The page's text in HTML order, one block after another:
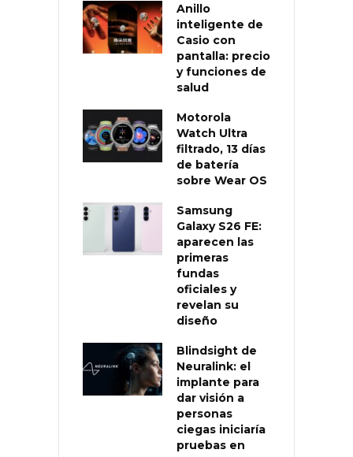
Anillo
inteligente de
Casio con
pantalla: precio
y funciones de
salud
Motorola
Watch Ultra
filtrado, 13 días
de batería
sobre Wear OS
Samsung
Galaxy S26 FE:
aparecen las
primeras
fundas
oficiales y
revelan su
diseño
Blindsight de
Neuralink: el
implante para
dar visión a
personas
ciegas iniciaría
pruebas en